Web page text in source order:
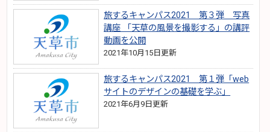
旅するキャンパス2021 第３弾 写真
講座 「天草の風景を撮影する」の講評
動画を公開
2021年10月15日更新
旅するキャンパス2021 第１弾「web
サイトのデザインの基礎を学ぶ」
2021年6月9日更新